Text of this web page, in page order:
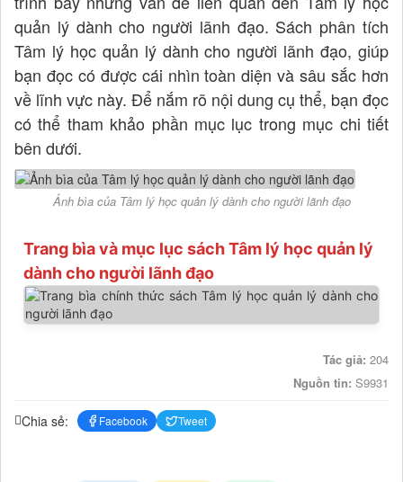
quản lý dành cho người lãnh đạo. Sách phân tích
Tâm lý học quản lý dành cho người lãnh đạo, giúp
bạn đọc có được cái nhìn toàn diện và sâu sắc hơn
về lĩnh vực này. Để nắm rõ nội dung cụ thể, bạn đọc
có thể tham khảo phần mục lục trong mục chi tiết
bên dưới.
Ảnh bìa của Tâm lý học quản lý dành cho người lãnh đạo
Trang bìa và mục lục sách Tâm lý học quản lý
dành cho người lãnh đạo
Tác giả: 204
Nguồn tin: S9931
Chia sẻ: Facebook Tweet